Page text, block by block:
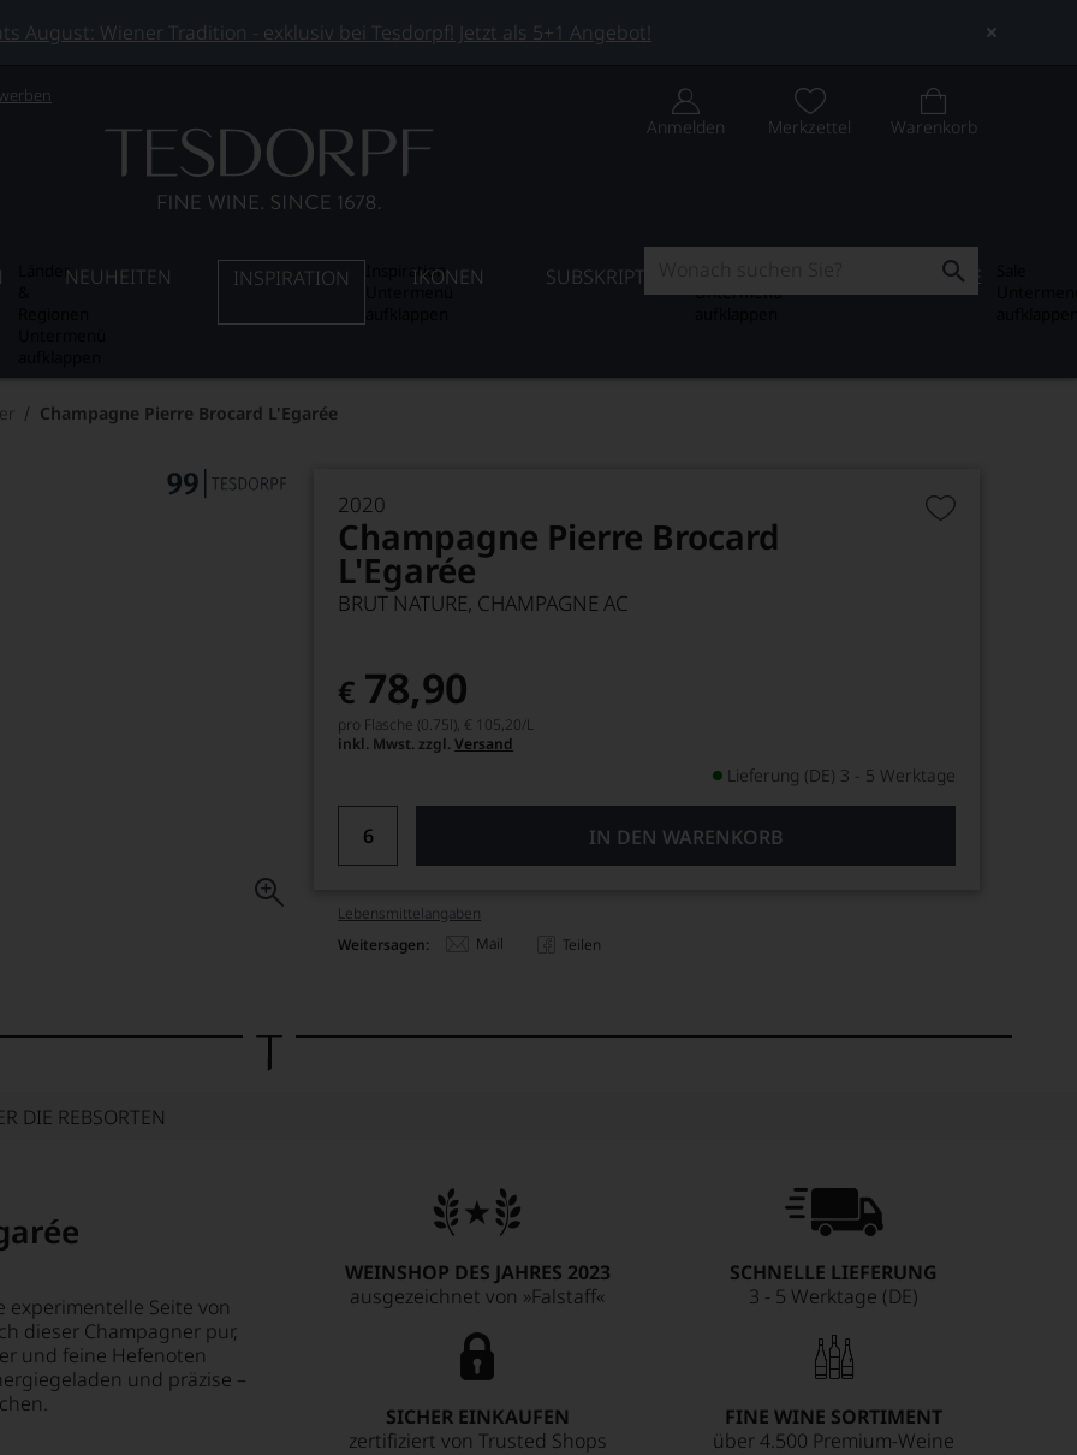
August: Wiener Tradition - exklusiv bei Tesdorpf! Jetzt als 5+1 Angebot!
Anmelden Merkzettel Warenkorb
LänderNEUHEITEN INSPIRATION
InspirationIKONEN SUBSKRIPTION
Untermenü
SALE
Champagne Pierre Brocard L'Egarée
2020
Champagne Pierre Brocard
L'Egarée
BRUT NATURE, CHAMPAGNE AC
€ 78,90
pro Flasche (0.75l), € 105,20/L
inkl. Mwst. zzgl.Versand
Lieferung (DE) 3 - 5 Werktage
IN DEN WARENKORB
Lebensmittel­angaben
Weitersagen:
Mail Teilen
DIE REBSORTEN
experimentelle Seite von
dieser Champagner pur,
und feine Hefenoten
und präzise –
WEINSHOP DES JAHRES 2023
ausgezeichnet von »Falstaff«
SCHNELLE LIEFERUNG
3 - 5 Werktage (DE)
SICHER EINKAUFEN
zertifiziert von Trusted Shops
FINE WINE SORTIMENT
über 4.500 Premium-Weine